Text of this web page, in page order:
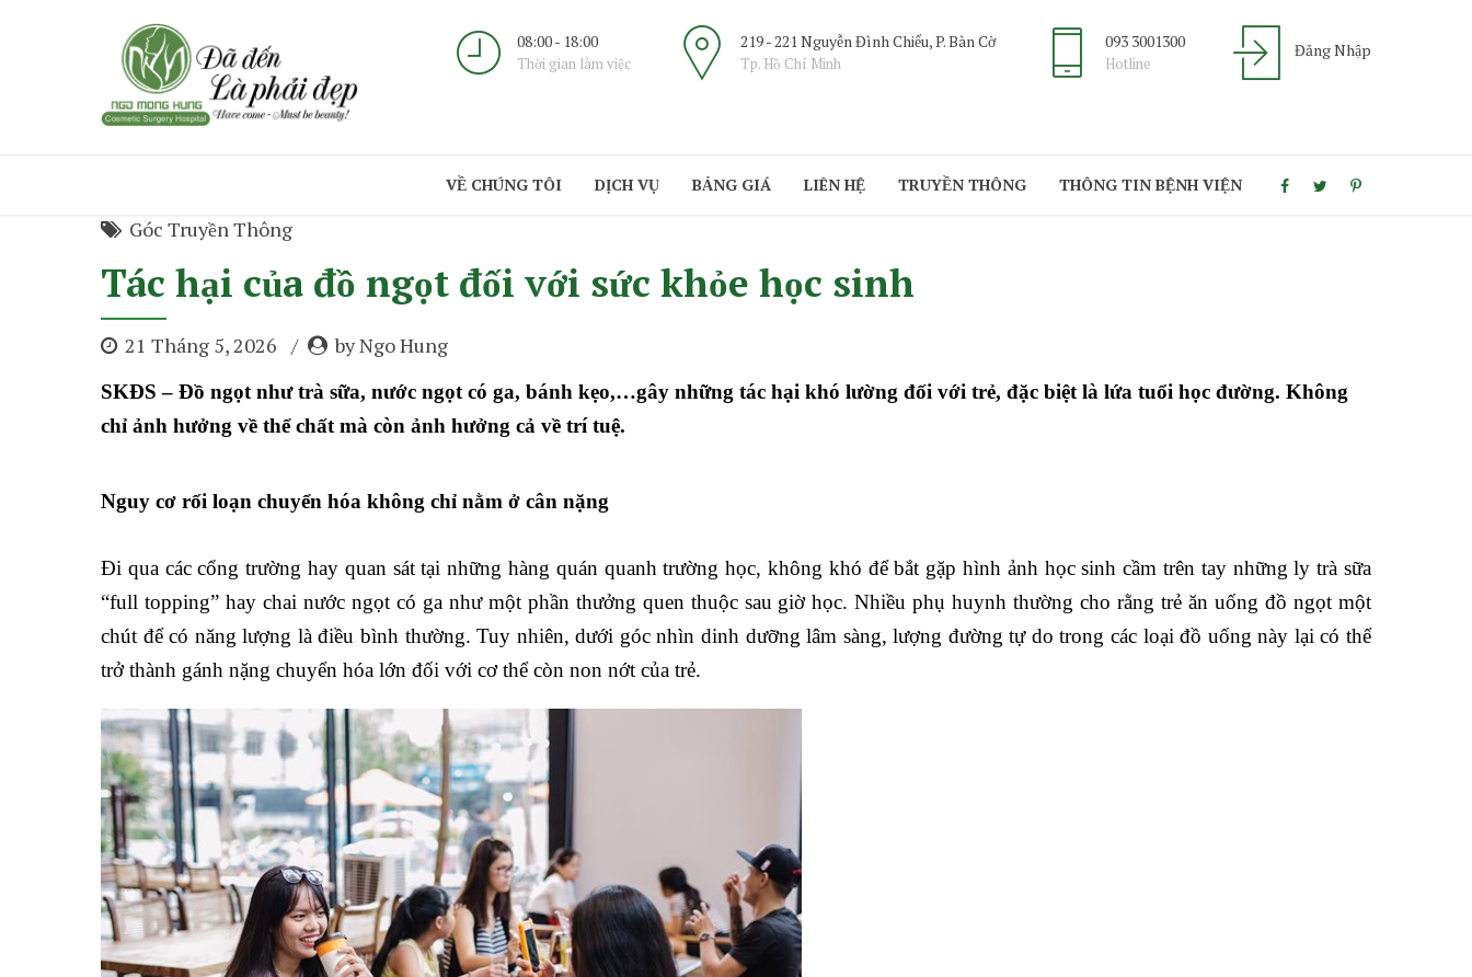
08:00 - 18:00
Thời gian làm việc
219 - 221 Nguyễn Đình Chiểu, P. Bàn Cờ
Tp. Hồ Chí Minh
093 3001300
Hotline
Đăng Nhập
VỀ CHÚNG TÔI DỊCH VỤ BẢNG GIÁ LIÊN HỆ TRUYỀN THÔNG THÔNG TIN BỆNH VIỆN
Góc Truyền Thông
Tác hại của đồ ngọt đối với sức khỏe học sinh
21 Tháng 5, 2026 by Ngo Hung
SKĐS – Đồ ngọt như trà sữa, nước ngọt có ga, bánh kẹo,…gây những tác hại khó lường đối với trẻ, đặc biệt là lứa tuổi học đường. Không
chỉ ảnh hưởng về thể chất mà còn ảnh hưởng cả về trí tuệ.
Nguy cơ rối loạn chuyển hóa không chỉ nằm ở cân nặng
Đi qua các cổng trường hay quan sát tại những hàng quán quanh trường học, không khó để bắt gặp hình ảnh học sinh cầm trên tay những ly trà sữa
“full topping” hay chai nước ngọt có ga như một phần thưởng quen thuộc sau giờ học. Nhiều phụ huynh thường cho rằng trẻ ăn uống đồ ngọt một
chút để có năng lượng là điều bình thường. Tuy nhiên, dưới góc nhìn dinh dưỡng lâm sàng, lượng đường tự do trong các loại đồ uống này lại có thể
trở thành gánh nặng chuyển hóa lớn đối với cơ thể còn non nớt của trẻ.